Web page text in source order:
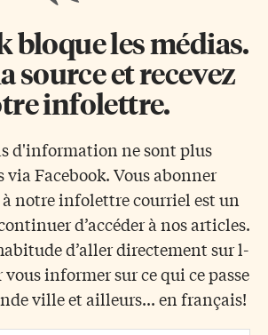
bloque les médias.
source et recevez
infolettre.
d'information ne sont plus
via Facebook. Vous abonner
notre infolettre courriel est un
d’accéder à nos articles.
d’aller directement sur l-
vous informer sur ce qui ce passe
ville et ailleurs... en français!